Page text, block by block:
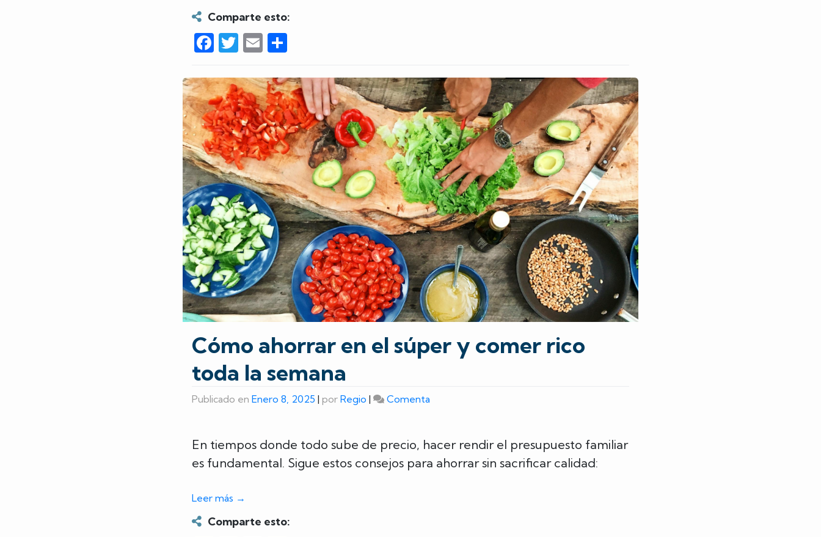
Comparte esto:
Facebook
Twitter
EmailCompartir
Cómo ahorrar en el súper y comer rico
toda la semana
Publicado en Enero 8, 2025 | por Regio | Comentaon
en
súper
En tiempos donde todo sube de precio, hacer rendir el presupuesto familiar
es fundamental. Sigue estos consejos para ahorrar sin sacrificar calidad:
Leer más →
Comparte esto: